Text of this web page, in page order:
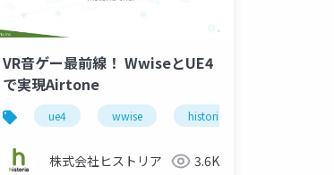
エンジニア game
airtone vr ui
VR音ゲー最前線！ WwiseとUE4
で実現Airtone
ue4 wwise historia
株式会社ヒストリア 3.6K